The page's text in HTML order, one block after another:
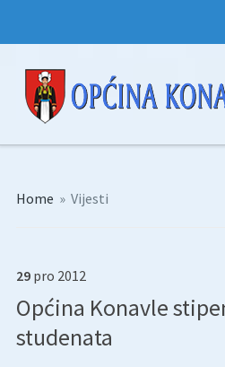
Home » Vijesti
29 pro 2012
Općina Konavle
studenata